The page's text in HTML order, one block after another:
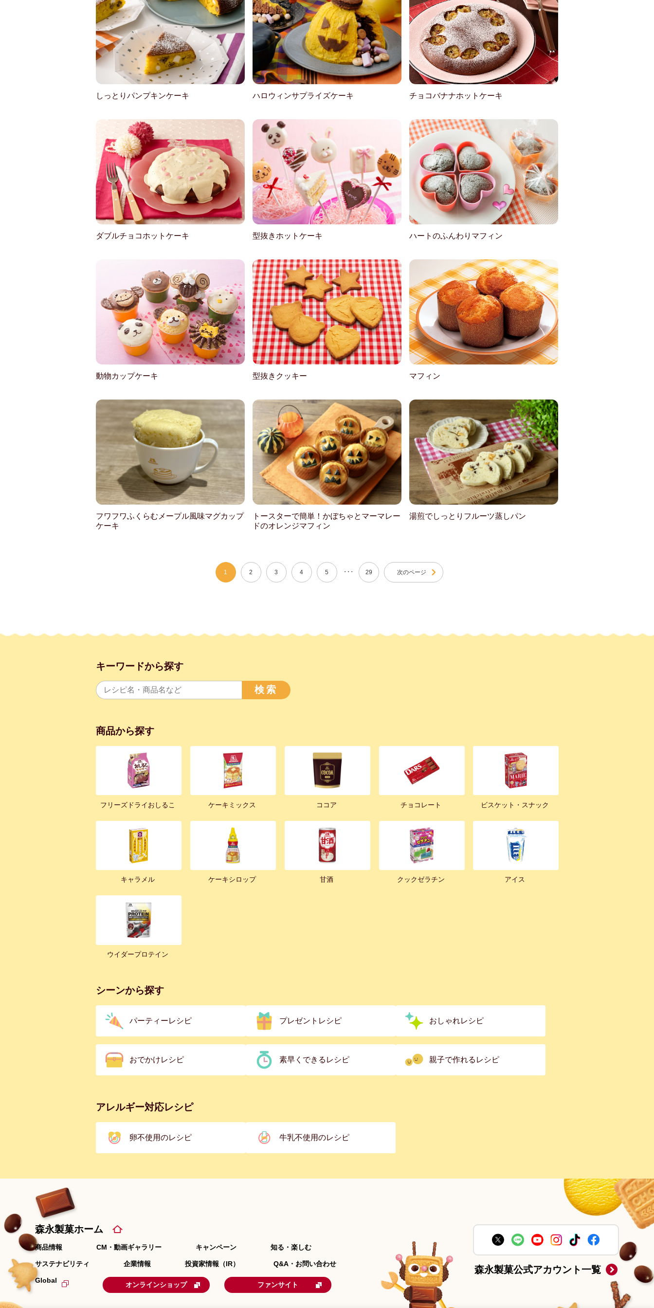
しっとりパンプキンケーキ ハロウィンサプライズケーキ チョコバナナホットケーキ
ダブルチョコホットケーキ 型抜きホットケーキ ハートのふんわりマフィン
動物カップケーキ 型抜きクッキー マフィン
フワフワふくらむメープル風味マグカップ
ケーキ
トースターで簡単！かぼちゃとマーマレー
ドのオレンジマフィン
湯煎でしっとりフルーツ蒸しパン
1 2 3 4 5 ・・・ 29 次のページ
キーワードから探す
検索
商品から探す
フリーズドライおしるこ ケーキミックス ココア チョコレート ビスケット・スナック
キャラメル ケーキシロップ 甘酒 クックゼラチン アイス
ウイダープロテイン
シーンから探す
パーティーレシピ プレゼントレシピ おしゃれレシピ
おでかけレシピ 素早くできるレシピ 親子で作れるレシピ
アレルギー対応レシピ
卵不使用のレシピ 牛乳不使用のレシピ
森永製菓ホーム
商品情報 CM・動画ギャラリー キャンペーン 知る・楽しむ
サステナビリティ 企業情報 投資家情報（IR） Q&A・お問い合わせ
Global
オンラインショップ ファンサイト
森永製菓公式アカウント一覧